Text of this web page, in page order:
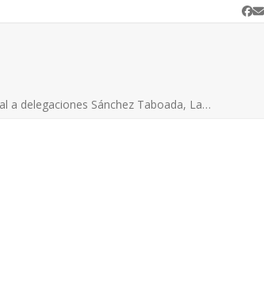
a delegaciones Sánchez Taboada, La…